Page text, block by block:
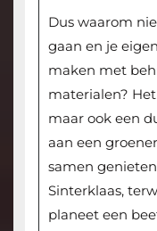
Dus waarom
gaan en je
maken met
materialen?
maar ook een
aan een
samen
Sinterklaas,
planeet een